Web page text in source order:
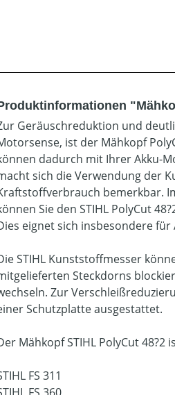
Geräuschreduktion und
ist der Mähkopf
dadurch mit Ihrer Akku-
sich die Verwendung der
bemerkbar.
Sie den STIHL PolyCut
eignet sich insbesondere
STIHL Kunststoffmesser
Steckdorns
Zur
Schutzplatte ausgestattet.
Mähkopf STIHL PolyCut
FS 311